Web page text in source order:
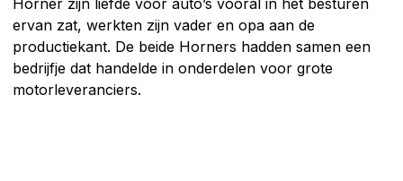
ervan zat, werkten zijn vader en opa aan de
productiekant. De beide Horners hadden samen een
bedrijfje dat handelde in onderdelen voor grote
motorleveranciers.